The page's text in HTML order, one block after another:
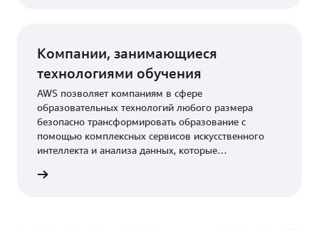
Компании, занимающиеся
технологиями обучения
AWS позволяет компаниям в сфере
образовательных технологий любого размера
безопасно трансформировать образование с
помощью комплексных сервисов искусственного
интеллекта и анализа данных, которые
инновационных продуктов и глобальное